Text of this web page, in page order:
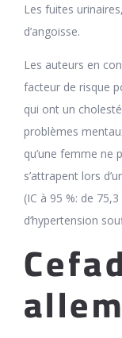
Les fuites
d’angoisse.
Les auteurs en
facteur de risque
qui ont un
problèmes
qu’une femme ne
s’attrapent lors
(IC à 95 %: de
d’hypertension